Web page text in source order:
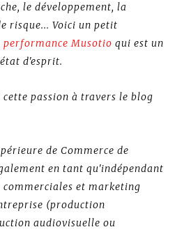
le développement, la
risque... Voici un petit
performance Musotio qui est un
d'esprit.
cette passion à travers le blog
de Commerce de
en tant qu'indépendant
commerciales et marketing
(production
audiovisuelle ou